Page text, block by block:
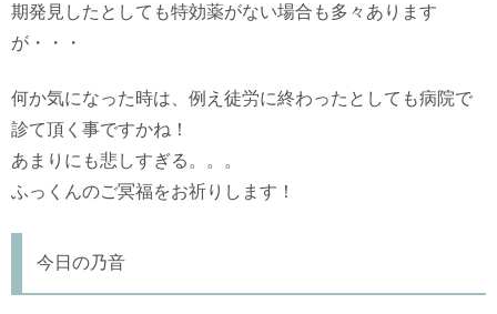
期発見したとしても特効薬がない場合も多々あります
が・・・
何か気になった時は、例え徒労に終わったとしても病院で
診て頂く事ですかね！
あまりにも悲しすぎる。。。
ふっくんのご冥福をお祈りします！
今日の乃音